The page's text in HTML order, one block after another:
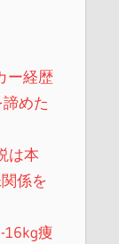
ー経歴
めた
は本
係を
16kg痩